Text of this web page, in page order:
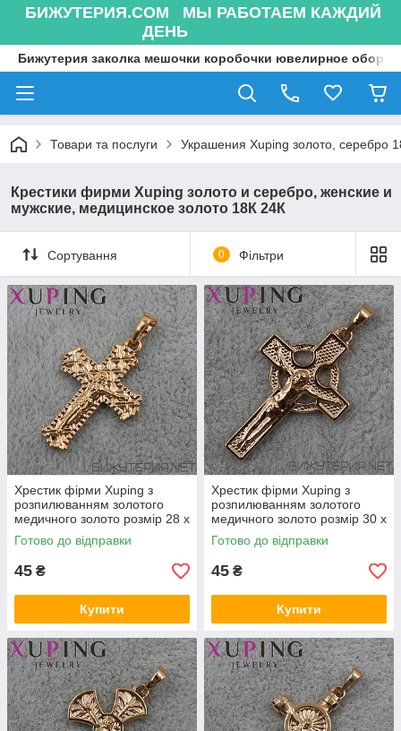
БИЖУТЕРИЯ.COM МЫ РАБОТАЕМ КАЖДИЙ
ДЕНЬ
Бижутерия заколка мешочки коробочки ювелирное
Товари та послуги Украшения Xuping золото, серебро
Крестики фирми Xuping золото и серебро, женские и
мужские, медицинское золото 18К 24К
Сортування 0 Фільтри
Хрестик фірми Xuping з
розпилюванням золотого
медичного золото розмір 28 х
17 мм
Готово до відправки
45 ₴
Купити
Хрестик фірми Xuping з
розпилюванням золотого
медичного золото розмір 30 х
18 мм
Готово до відправки
45 ₴
Купити